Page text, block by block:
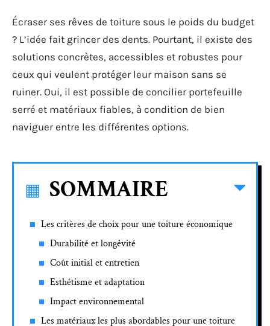
Écraser ses rêves de toiture sous le poids du budget
? L’idée fait grincer des dents. Pourtant, il existe des
solutions concrètes, accessibles et robustes pour
ceux qui veulent protéger leur maison sans se
ruiner. Oui, il est possible de concilier portefeuille
serré et matériaux fiables, à condition de bien
naviguer entre les différentes options.
SOMMAIRE
Les critères de choix pour une toiture économique
Durabilité et longévité
Coût initial et entretien
Esthétisme et adaptation
Impact environnemental
Les matériaux les plus abordables pour une toiture